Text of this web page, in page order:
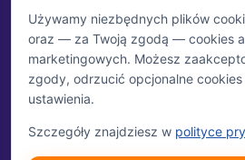
MARKA
Biuro Tłumaczeń 24
WŁAŚCICIEL
ul. Tulipanowa 24
Używamy niezbędnych plików
oraz — za Twoją zgodą — cookies
marketingowych. Możesz
zgody, odrzucić opcjonalne
ustawienia.
Szczegóły znajdziesz w polityce